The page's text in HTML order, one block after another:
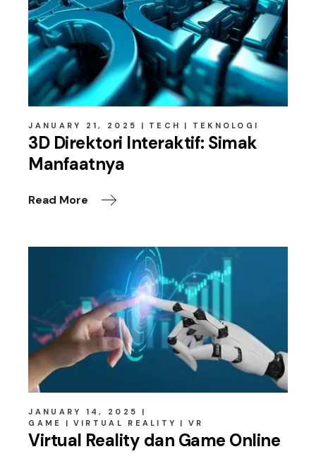
JANUARY 21, 2025 TECH TEKNOLOGI
3D Direktori Interaktif: Simak
Manfaatnya
Read More
JANUARY 14, 2025
GAME
VIRTUAL REALITY VR
Virtual Reality dan Game Online